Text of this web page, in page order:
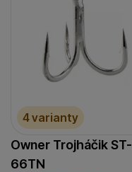
4 varianty
Owner Trojháčik ST-
66TN